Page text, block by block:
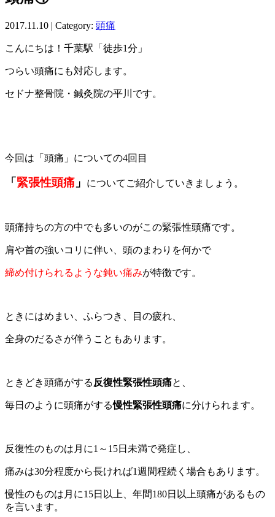
こんにちは！千葉駅「徒歩1分」
つらい頭痛にも対応します。
セドナ整骨院・鍼灸院の平川です。
頭痛持ちの方の中でも多いのがこの緊張性頭痛です。
締め付けられるような鈍い痛みが特徴です。
ときにはめまい、ふらつき、目の疲れ、
ときどき頭痛がする 反復性緊張性頭痛
反復性のものは月に1～15日未満で発症し、
慢性のものは月に15日以上、年間180日以上頭痛があるもの
を言います。
緊張性頭痛は、脳の神経の高まりや、不自然な姿勢などが